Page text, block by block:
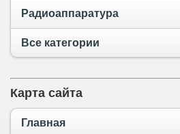
Радиоаппаратура
Все категории
Карта сайта
Главная